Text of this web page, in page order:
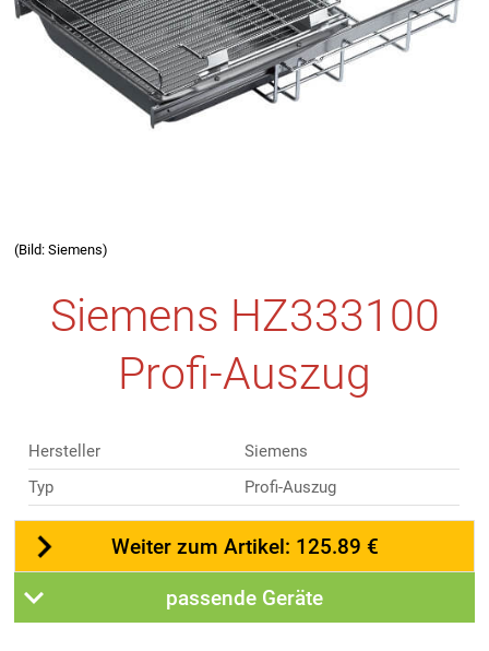
(Bild: Siemens)
Siemens HZ333100
Profi-Auszug
Hersteller
Siemens
Typ
Profi-Auszug
Weiter zum Artikel: 125.89 €
passende Geräte